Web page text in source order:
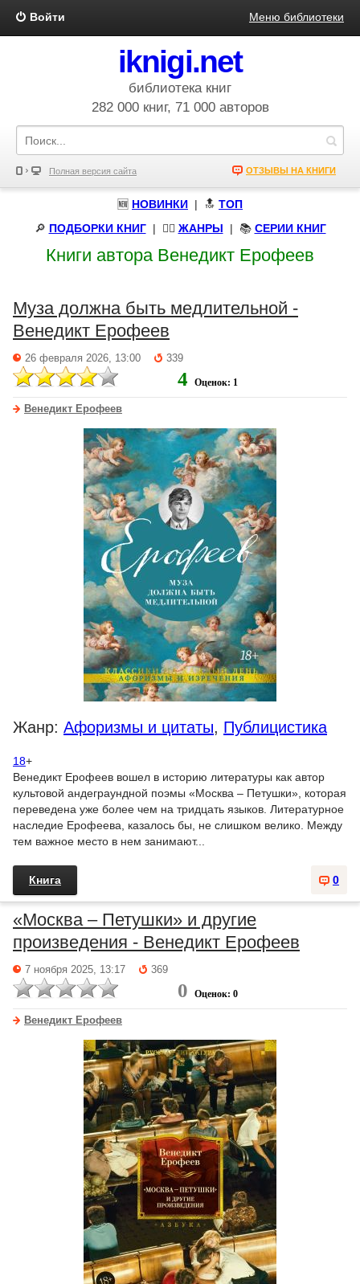
Войти Меню библиотеки
iknigi.net
библиотека книг
282 000 книг, 71 000 авторов
Полная версия сайта ОТЗЫВЫ НА КНИГИ
🆕 НОВИНКИ | 🔝 ТОП
🔎 ПОДБОРКИ КНИГ| 🧝‍♀️ ЖАНРЫ | 📚 СЕРИИ КНИГ
Книги автора Венедикт Ерофеев
Муза должна быть медлительной -
Венедикт Ерофеев
26 февраля 2026, 13:00 339
4 Оценок: 1
Венедикт Ерофеев
Жанр: Афоризмы и цитаты, Публицистика
18+
Венедикт Ерофеев вошел в историю литературы как автор
культовой андеграундной поэмы «Москва – Петушки», которая
переведена уже более чем на тридцать языков. Литературное
наследие Ерофеева, казалось бы, не слишком велико. Между
тем важное место в нем занимают...
0
Книга
«Москва – Петушки» и другие
произведения - Венедикт Ерофеев
7 ноября 2025, 13:17 369
0 Оценок: 0
Венедикт Ерофеев